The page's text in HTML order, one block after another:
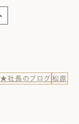
★社長のブログ 松原